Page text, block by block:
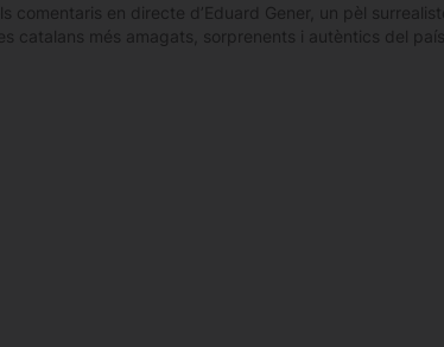
comentaris en directe d’Eduard Gener, un pèl
catalans més amagats, sorprenents i autèntics del país.